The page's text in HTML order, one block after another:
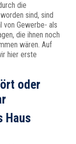
die
sind, sind
Gewerbe- als
die ihnen noch
wären. Auf
hier erste
oder
Haus